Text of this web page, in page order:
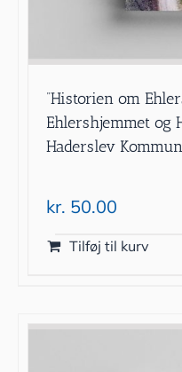
”Historien om
Ehlershjemmet
Haderslev
kr. 50.00
Tilføj til kurv